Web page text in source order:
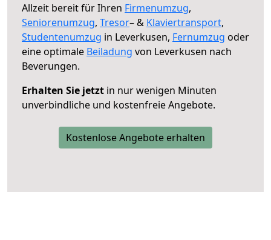
Allzeit bereit für Ihren Firmenumzug,
Seniorenumzug, Tresor– & Klaviertransport,
Studentenumzug in Leverkusen, Fernumzug oder
eine optimale Beiladung von Leverkusen nach
Beverungen.
Erhalten Sie jetzt in nur wenigen Minuten
unverbindliche und kostenfreie Angebote.
Kostenlose Angebote erhalten